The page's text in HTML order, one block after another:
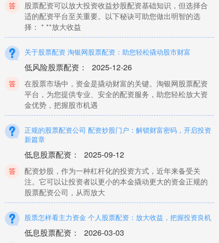
股票配资可以放大投资收益炒股配资基础知识，但选择合
适的配资平台至关重要。以下秘诀可助您做出明智的选
择： * **放大收益
关于股票配资 淘银网股票配资：助您轻松撬动股市财富
低风险股票配资 ： 2025-12-26
在股票市场中，资金是撬动财富的关键。淘银网股票配资
平台，为您提供专业、安全的配资服务，助您轻松放大资
金优势，把握股市机遇
正规的股票配资公司 配资炒股门户：解锁财富密码，开启投资
新篇章
低息股票配资 ： 2025-09-12
配资炒股，作为一种杠杆化的投资方式，近年来备受关
注。它可以让投资者以更小的本金撬动更大的资金正规的
股票配资公司，从而放大
股票怎样看主力资金 个人股票配资：放大收益，把握投资良机
低息股票配资 ： 2026-03-03